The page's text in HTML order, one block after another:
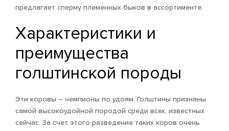
предлагает сперму племенных быков в ассортименте.
Характеристики и
преимущества
голштинской породы
Эти коровы – чемпионы по удоям. Голштины признаны
самой высокоудойной породой среди всех, известных
сейчас. За счет этого разведение таких коров очень